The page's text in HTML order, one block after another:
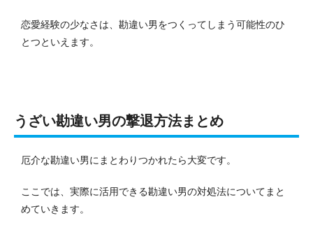
恋愛経験の少なさは、勘違い男をつくってしまう可能性のひ
とつといえます。
うざい勘違い男の撃退方法まとめ
厄介な勘違い男にまとわりつかれたら大変です。
ここでは、実際に活用できる勘違い男の対処法についてまと
めていきます。